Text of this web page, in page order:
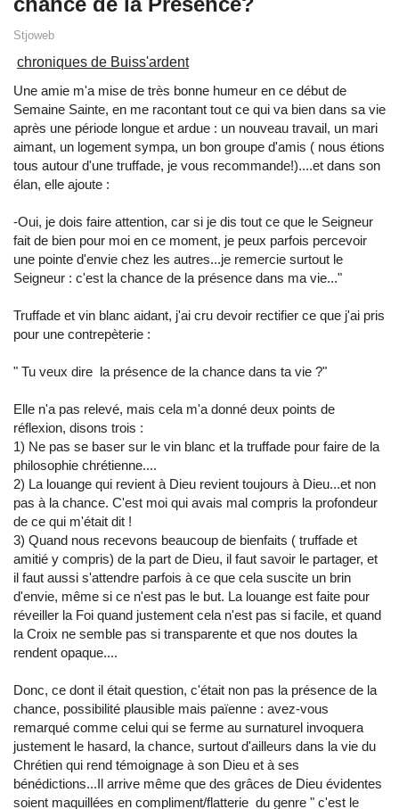
Stjoweb
chroniques de Buiss'ardent
Une amie m'a mise de très bonne humeur en ce début de
Semaine Sainte, en me racontant tout ce qui va bien dans sa vie
après une période longue et ardue : un nouveau travail, un mari
aimant, un logement sympa, un bon groupe d'amis ( nous étions
tous autour d'une truffade, je vous recommande!)....et dans son
élan, elle ajoute :
-Oui, je dois faire attention, car si je dis tout ce que le Seigneur
fait de bien pour moi en ce moment, je peux parfois percevoir
une pointe d'envie chez les autres...je remercie surtout le
Seigneur : c'est la chance de la présence dans ma vie..."
Truffade et vin blanc aidant, j'ai cru devoir rectifier ce que j'ai pris
pour une contrepèterie :
" Tu veux dire la présence de la chance dans ta vie ?"
Elle n'a pas relevé, mais cela m'a donné deux points de
réflexion, disons trois :
1) Ne pas se baser sur le vin blanc et la truffade pour faire de la
philosophie chrétienne....
2) La louange qui revient à Dieu revient toujours à Dieu...et non
pas à la chance. C'est moi qui avais mal compris la profondeur
de ce qui m'était dit !
3) Quand nous recevons beaucoup de bienfaits ( truffade et
amitié y compris) de la part de Dieu, il faut savoir le partager, et
il faut aussi s'attendre parfois à ce que cela suscite un brin
d'envie, même si ce n'est pas le but. La louange est faite pour
réveiller la Foi quand justement cela n'est pas si facile, et quand
la Croix ne semble pas si transparente et que nos doutes la
rendent opaque....
Donc, ce dont il était question, c'était non pas la présence de la
chance, possibilité plausible mais païenne : avez-vous
remarqué comme celui qui se ferme au surnaturel invoquera
justement le hasard, la chance, surtout d'ailleurs dans la vie du
Chrétien qui rend témoignage à son Dieu et à ses
bénédictions...Il arrive même que des grâces de Dieu évidentes
soient maquillées en compliment/flatterie du genre " c'est le